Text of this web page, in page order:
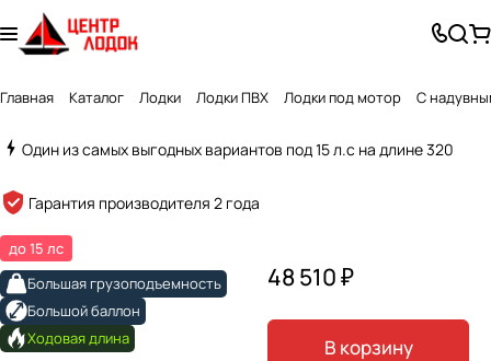
Главная Каталог Лодки Лодки ПВХ Лодки под мотор С
Один из самых выгодных вариантов под 15 л.с на длине 320
Гарантия производителя 2 года
до 15 лс
Большая грузоподъемность
Большой баллон
Ходовая длина
48 510 ₽
В корзину